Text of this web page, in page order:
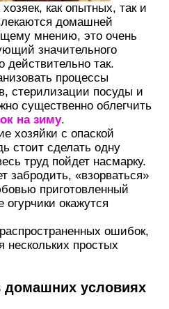
как опытных, так и
домашней
мнению, это очень
значительного
так.
процессы
стерилизации посуды и
существенно облегчить
на зиму.
хозяйки с опаской
стоит сделать одну
труд пойдет насмарку.
забродить, «взорваться»
приготовленный
окажутся
ошибок,
нескольких простых
домашних условиях